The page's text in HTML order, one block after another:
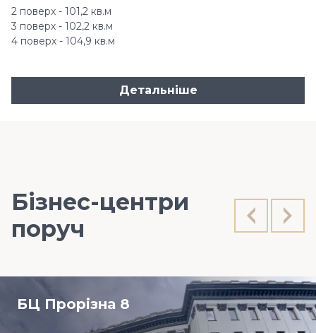
2 поверх - 101,2 кв.м
3 поверх - 102,2 кв.м
4 поверх - 104,9 кв.м
Детальніше
Бізнес-центри
поруч
БЦ Прорізна 8